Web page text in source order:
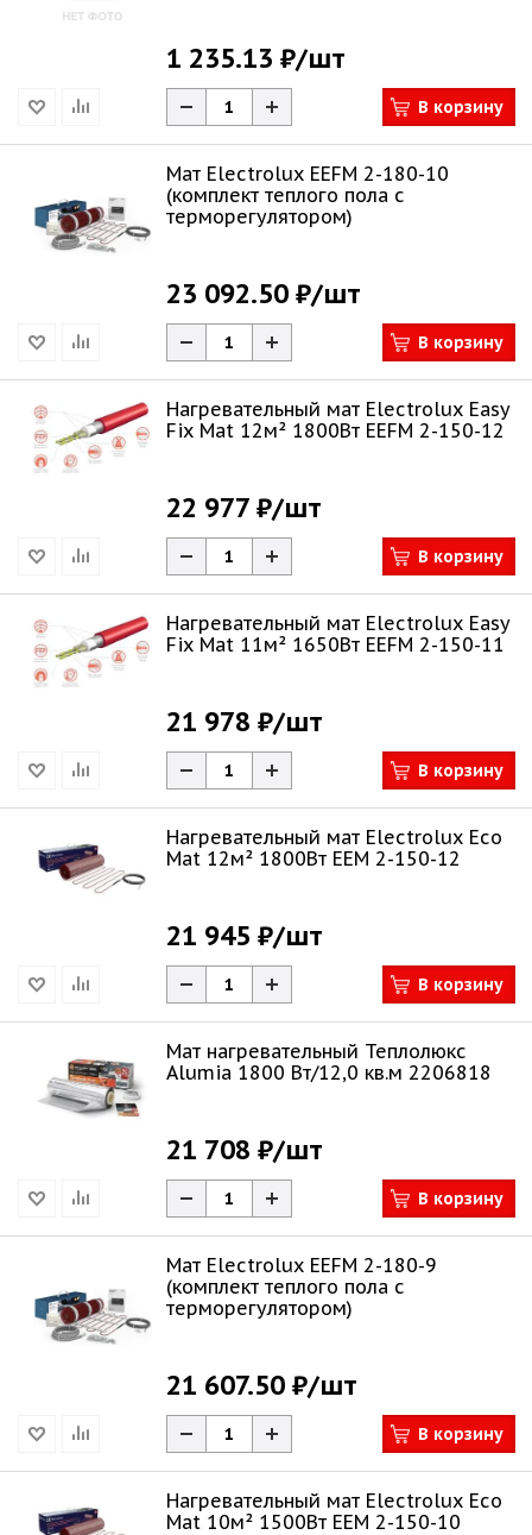
1 235.13 ₽/шт
В корзину
Мат Electrolux EEFM 2-180-10
(комплект теплого пола c
терморегулятором)
23 092.50 ₽/шт
В корзину
Нагревательный мат Electrolux Easy
Fix Mat 12м² 1800Вт EEFM 2-150-12
22 977 ₽/шт
В корзину
Нагревательный мат Electrolux Easy
Fix Mat 11м² 1650Вт EEFM 2-150-11
21 978 ₽/шт
В корзину
Нагревательный мат Electrolux Eco
Mat 12м² 1800Вт EEM 2-150-12
21 945 ₽/шт
В корзину
Мат нагревательный Теплолюкс
Alumia 1800 Вт/12,0 кв.м 2206818
21 708 ₽/шт
В корзину
Мат Electrolux EEFM 2-180-9
(комплект теплого пола c
терморегулятором)
21 607.50 ₽/шт
В корзину
Нагревательный мат Electrolux Eco
Mat 10м² 1500Вт EEM 2-150-10